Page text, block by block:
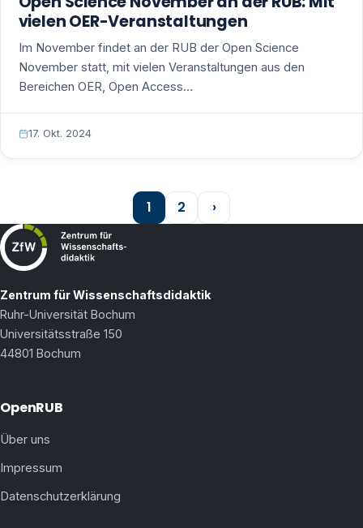
vielen OER-Veranstaltungen
Im November findet an der RUB der Open Science
November statt, mit vielen Veranstaltungen aus den
Bereichen OER, Open Access…
17. Okt. 2024
1 2 ›
Zentrum für Wissenschaftsdidaktik
Ruhr-Universität Bochum
Universitätsstraße 150
44801 Bochum
OpenRUB
Über uns
Impressum
Datenschutzerklärung